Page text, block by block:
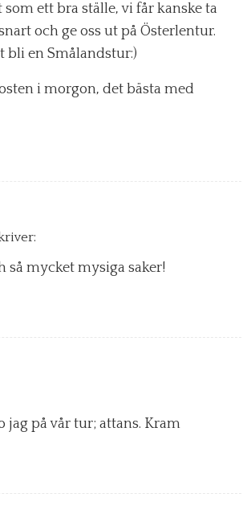
ett bra ställe, vi får kanske ta
och ge oss ut på Österlentur.
bli en Smålandstur:)
i morgon, det bästa med
så mycket mysiga saker!
jag på vår tur; attans. Kram